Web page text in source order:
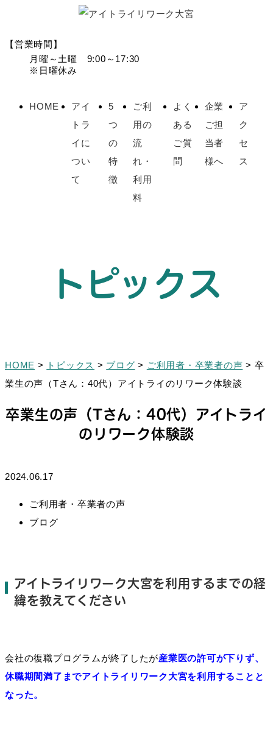
【営業時間】
月曜～土曜 9:00～17:30
※日曜休み
HOME
アイ
トラ
イに
つい
て
5
つ
の
特
徴
ご利
用の
流
れ・
利用
料
よく
ある
ご質
問
企業
ご担
当者
様へ
ア
ク
セ
ス
トピックス
HOME > トピックス > ブログ > ご利用者・卒業者の声 > 卒
業生の声（Tさん：40代）アイトライのリワーク体験談
卒業生の声（Tさん：40代）アイトライ
のリワーク体験談
2024.06.17
ご利用者・卒業者の声
ブログ
アイトライリワーク大宮を利用するまでの経
緯を教えてください
会社の復職プログラムが終了したが産業医の許可が下りず、
休職期間満了までアイトライリワーク大宮を利用することと
なった。